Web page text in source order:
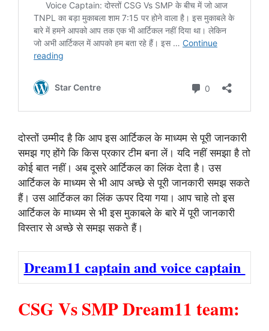
दोस्तों उम्मीद है कि आप इस आर्टिकल के माध्यम से पूरी जानकारी
समझ गए होंगे कि किस प्रकार टीम बना लें। यदि नहीं समझा है तो
कोई बात नहीं। अब दूसरे आर्टिकल का लिंक देता है। उस
आर्टिकल के माध्यम से भी आप अच्छे से पूरी जानकारी समझ सकते
हैं। उस आर्टिकल का लिंक ऊपर दिया गया। आप चाहे तो इस
आर्टिकल के माध्यम से भी इस मुकाबले के बारे में पूरी जानकारी
विस्तार से अच्छे से समझ सकते हैं।
Dream11 captain and voice captain
CSG Vs SMP Dream11 team: